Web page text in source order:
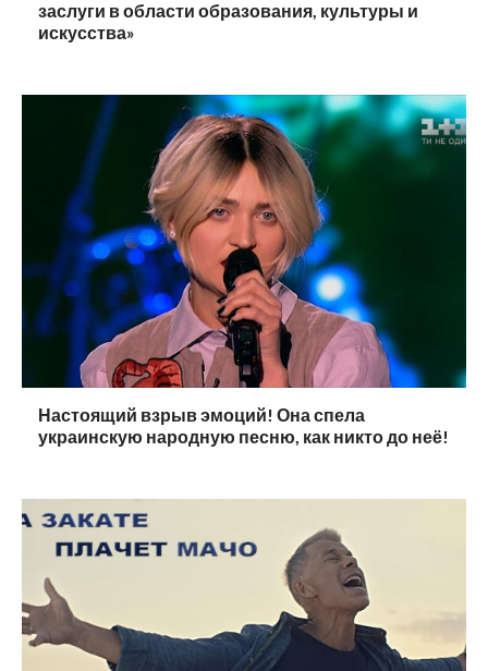
заслуги в области образования, культуры и
искусства»
Настоящий взрыв эмоций! Она спела
украинскую народную песню, как никто до неё!